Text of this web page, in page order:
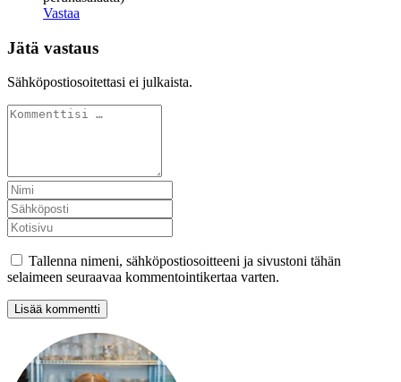
Vastaa
Jätä vastaus
Sähköpostiosoitettasi ei julkaista.
Tallenna nimeni, sähköpostiosoitteeni ja sivustoni tähän
selaimeen seuraavaa kommentointikertaa varten.